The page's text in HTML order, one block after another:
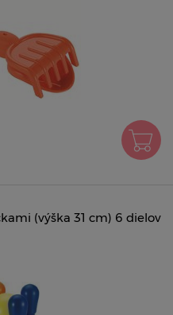
(výška 31 cm) 6 dielov